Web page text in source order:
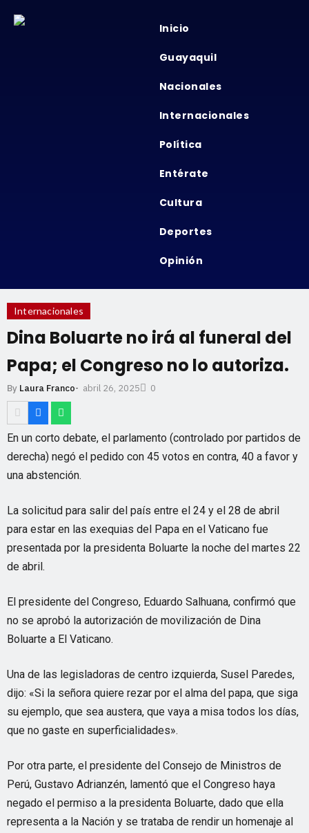
Inicio
Guayaquil
Nacionales
Internacionales
Política
Entérate
Cultura
Deportes
Opinión
Internacionales
Dina Boluarte no irá al funeral del
Papa; el Congreso no lo autoriza.
By Laura Franco- abril 26, 2025 0
En un corto debate, el parlamento (controlado por partidos de
derecha) negó el pedido con 45 votos en contra, 40 a favor y
una abstención.
La solicitud para salir del país entre el 24 y el 28 de abril
para estar en las exequias del Papa en el Vaticano fue
presentada por la presidenta Boluarte la noche del martes 22
de abril.
El presidente del Congreso, Eduardo Salhuana, confirmó que
no se aprobó la autorización de movilización de Dina
Boluarte a El Vaticano.
Una de las legisladoras de centro izquierda, Susel Paredes,
dijo: «Si la señora quiere rezar por el alma del papa, que siga
su ejemplo, que sea austera, que vaya a misa todos los días,
que no gaste en superficialidades».
Por otra parte, el presidente del Consejo de Ministros de
Perú, Gustavo Adrianzén, lamentó que el Congreso haya
negado el permiso a la presidenta Boluarte, dado que ella
representa a la Nación y se trataba de rendir un homenaje al